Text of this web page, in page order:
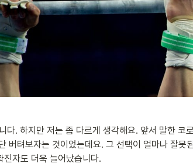
다. 하지만 저는 좀 다르게 생각해요. 앞서 말한 코
버텨보자는 것이었는데요. 그 선택이 얼마나 잘
자도 더욱 늘어났습니다.